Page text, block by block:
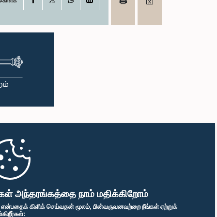
அந்தரங்கத்தை நாம் மதிக்கிறோம்
என்பதைக் கிளிக் செய்வதன் மூலம், பின்வருவனவற்றை நீங்கள் ஏற்றுக்